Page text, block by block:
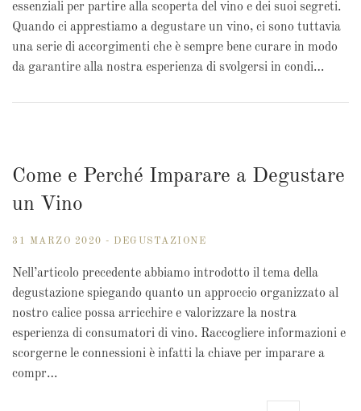
essenziali per partire alla scoperta del vino e dei suoi segreti.
Quando ci apprestiamo a degustare un vino, ci sono tuttavia
una serie di accorgimenti che è sempre bene curare in modo
da garantire alla nostra esperienza di svolgersi in condi…
Come e Perché Imparare a Degustare
un Vino
31 MARZO 2020 - DEGUSTAZIONE
Nell’articolo precedente abbiamo introdotto il tema della
degustazione spiegando quanto un approccio organizzato al
nostro calice possa arricchire e valorizzare la nostra
esperienza di consumatori di vino. Raccogliere informazioni e
scorgerne le connessioni è infatti la chiave per imparare a
compr…